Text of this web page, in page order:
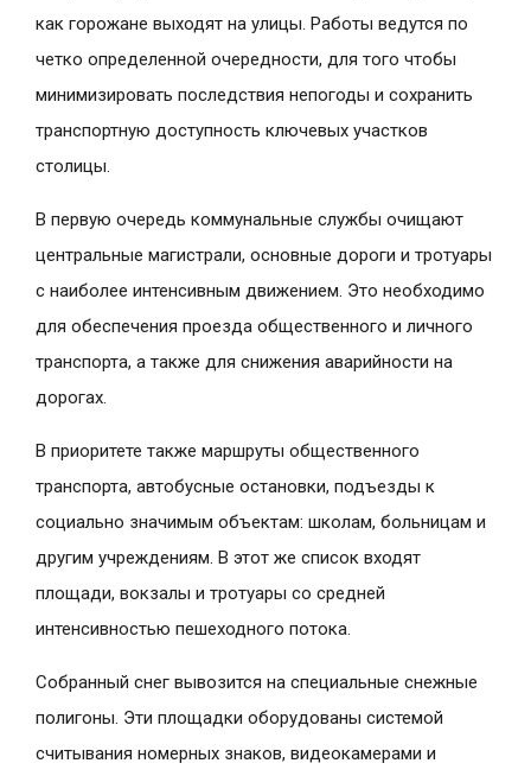
как горожане выходят на улицы. Работы ведутся по
четко определенной очередности, для того чтобы
минимизировать последствия непогоды и сохранить
транспортную доступность ключевых участков
столицы.
В первую очередь коммунальные службы очищают
центральные магистрали, основные дороги и тротуары
с наиболее интенсивным движением. Это необходимо
для обеспечения проезда общественного и личного
транспорта, а также для снижения аварийности на
дорогах.
В приоритете также маршруты общественного
транспорта, автобусные остановки, подъезды к
социально значимым объектам: школам, больницам и
другим учреждениям. В этот же список входят
площади, вокзалы и тротуары со средней
интенсивностью пешеходного потока.
Собранный снег вывозится на специальные снежные
полигоны. Эти площадки оборудованы системой
считывания номерных знаков, видеокамерами и